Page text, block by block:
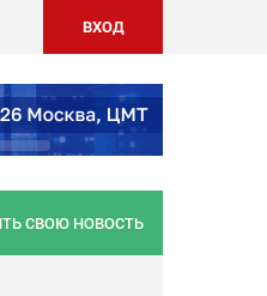
ВХОД
СВОЮ НОВОСТЬ